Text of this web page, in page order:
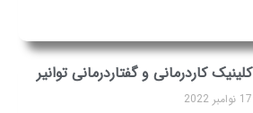
کلینیک کاردرمانی و گفتاردرمانی توانیر
17 نوامبر 2022